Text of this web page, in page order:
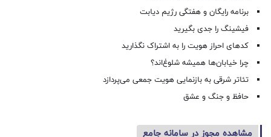
برنامه رایگان و هفتگی رژیم دیابت
فیشینگ را جدی بگیرید
کدهای احراز هویت را به اشتراک نگذارید
چرا خیابان‌ها همیشه شلوغ‌اند؟
تئاتر شرقی به بازنمایی هویت جمعی می‌پردازد
حافظ و جنگ و عشق
مشاهده مجوز در سامانه جامع